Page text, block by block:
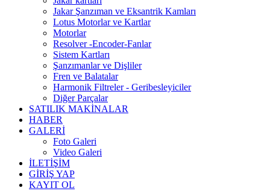
Jakar Şanzıman ve Eksantrik Kamları
Lotus Motorlar ve Kartlar
Motorlar
Resolver -Encoder-Fanlar
Sistem Kartları
Şanzımanlar ve Dişliler
Fren ve Balatalar
Harmonik Filtreler - Geribesleyiciler
Diğer Parçalar
SATILIK MAKİNALAR
HABER
GALERİ
Foto Galeri
Video Galeri
İLETİŞİM
GİRİŞ YAP
KAYIT OL